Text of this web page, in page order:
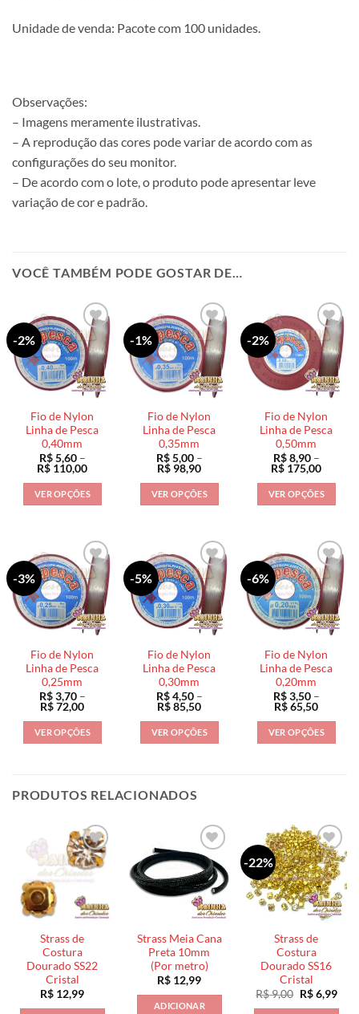
Unidade de venda: Pacote com 100 unidades.
Observações:
– Imagens meramente ilustrativas.
– A reprodução das cores pode variar de acordo com as
configurações do seu monitor.
– De acordo com o lote, o produto pode apresentar leve
variação de cor e padrão.
VOCÊ TAMBÉM PODE GOSTAR DE…
-2%
Fio de Nylon
Linha de Pesca
0,40mm
R$5,60 –
R$ 110,00Faixa
preço:
R$ 5,60
através
VER OPÇÕES
várias
variantes.
As
opções
podem
ser
escolhidas
na
página
do
produto
-1%
Fio de Nylon
Linha de Pesca
0,35mm
R$5,00 –
R$ 98,90Faixa
preço:
R$ 5,00
através
VER OPÇÕES
várias
variantes.
As
opções
podem
ser
escolhidas
na
página
do
produto
-2%
Fio de Nylon
Linha de Pesca
0,50mm
R$8,90 –
R$ 175,00Faixa
preço:
R$ 8,90
através
VER OPÇÕES
várias
variantes.
As
opções
podem
ser
escolhidas
na
página
do
produto
-3%
Fio de Nylon
Linha de Pesca
0,25mm
R$3,70 –
R$72,00Faixa
preço:
R$ 3,70
através
VER OPÇÕES
várias
As
opções
podem
ser
escolhidas
página
do
produto
-5%
Fio de Nylon
Linha de Pesca
0,30mm
R$4,50 –
R$85,50Faixa
preço:
R$ 4,50
através
VER OPÇÕES
várias
opções
podem
ser
escolhidas
página
do
produto
-6%
Fio de Nylon
Linha de Pesca
0,20mm
R$3,50 –
R$65,50Faixa
preço:
R$ 3,50
através
VER OPÇÕES
As
opções
podem
ser
escolhidas
página
do
produto
PRODUTOS RELACIONADOS
Strass de
Costura
Dourado SS22
Cristal
R$ 12,99
Strass Meia Cana
Preta 10mm
(Por metro)
R$ 12,99
ADICIONAR
-22%
Strass de
Costura
Dourado SS16
Cristal
R$9,00 O
preço
R$6,99O